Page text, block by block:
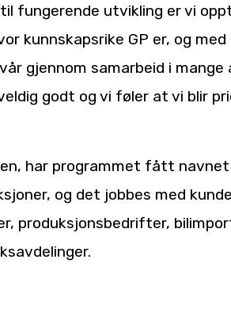
fungerende utvikling er vi
kunnskapsrike GP er, og
gjennom samarbeid i mange
godt og vi føler at vi blir
har programmet fått
og det jobbes med
produksjonsbedrifter,